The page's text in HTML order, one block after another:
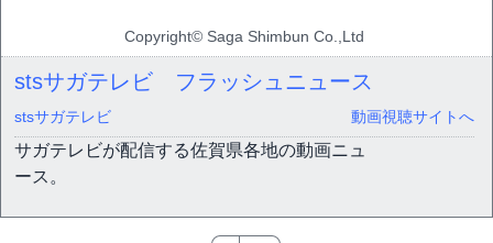
Copyright© Saga Shimbun Co.,Ltd
stsサガテレビ フラッシュニュース
stsサガテレビ 動画視聴サイトへ
サガテレビが配信する佐賀県各地の動画ニュ
ース。